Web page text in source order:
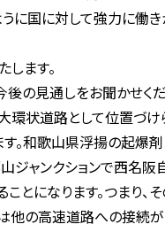
に国に対して強力に働
ます。
の見通しをお聞かせくだ
環状道路として位置づ
和歌山県浮揚の起爆剤
ジャンクションで西名
とになります。つまり
他の高速道路への接続が